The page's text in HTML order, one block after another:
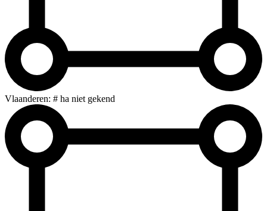
Vlaanderen: # ha niet gekend